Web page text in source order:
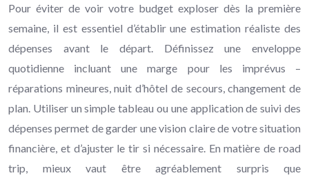
Pour éviter de voir votre budget exploser dès la première
semaine, il est essentiel d’établir une estimation réaliste des
dépenses avant le départ. Définissez une enveloppe
quotidienne incluant une marge pour les imprévus –
réparations mineures, nuit d’hôtel de secours, changement de
plan. Utiliser un simple tableau ou une application de suivi des
dépenses permet de garder une vision claire de votre situation
financière, et d’ajuster le tir si nécessaire. En matière de road
trip, mieux vaut être agréablement surpris que